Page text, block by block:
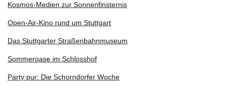
Kosmos-Medien zur Sonnenfinsternis
Open-Air-Kino rund um Stuttgart
Das Stuttgarter Straßenbahnmuseum
Sommeroase im Schlosshof
Party pur: Die Schorndorfer Woche